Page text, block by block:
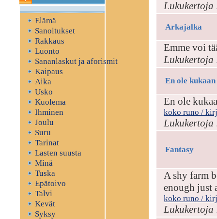
Elämä
Sanoitukset
Rakkaus
Luonto
Sananlaskut ja aforismit
Kaipaus
Aika
Usko
Kuolema
Ihminen
Joulu
Suru
Tarinat
Lasten suusta
Minä
Tuska
Epätoivo
Talvi
Kevät
Syksy
Lukukertoja
Arkajalka
Emme voi
Lukukertoja
En ole kukaan
En ole
koko runo /
Lukukertoja
Fantasy
A shy farm
enough just
koko runo /
Lukukertoja